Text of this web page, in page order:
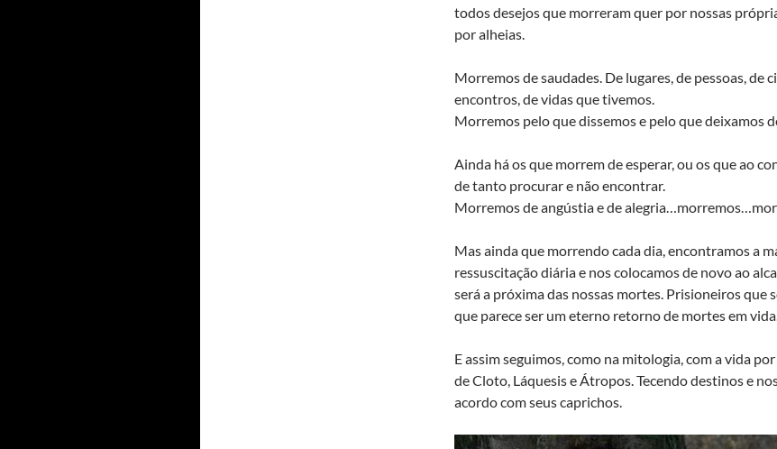
todos desejos que morreram quer por nossas
por alheias.
Morremos de saudades. De lugares, de pessoas, de
encontros, de vidas que tivemos.
Morremos pelo que dissemos e pelo que deixamos
Ainda há os que morrem de esperar, ou os que ao
de tanto procurar e não encontrar.
Morremos de angústia e de
Mas ainda que morrendo cada dia, encontramos a
ressuscitação diária e nos colocamos de novo ao
será a próxima das nossas mortes. Prisioneiros que
que parece ser um eterno retorno de mortes em
E assim seguimos, como na mitologia, com a vida
de Cloto, Láquesis e Átropos. Tecendo destinos e
acordo com seus caprichos.